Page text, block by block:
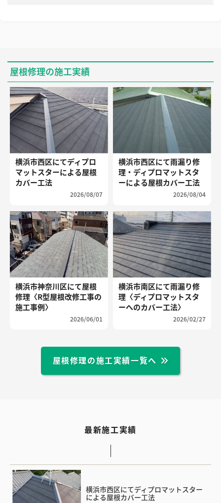
屋根修理の施工実績
横浜市西区にてディプロ
マットスターによる屋根
カバー工法
2026/08/07
横浜市西区にて雨漏り修
理・ディプロマットスタ
ーによる屋根カバー工法
2026/08/04
横浜市神奈川区にて屋根
修理〈R型屋根改修工事の
施工事例〉
2026/06/01
横浜市南区にて雨漏り修
理〈ディプロマットスタ
ーへのカバー工法〉
2026/02/27
屋根修理の施工実績一覧へ
最新施工実績
横浜市西区にてディプロマットスター
による屋根カバー工法